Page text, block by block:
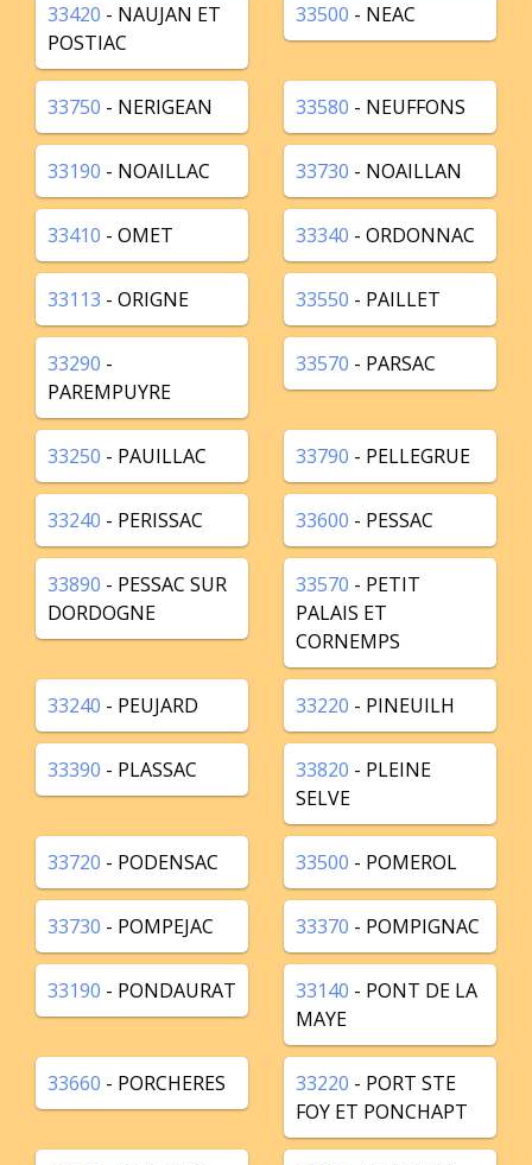
33420 - NAUJAN ET
POSTIAC
33500 - NEAC
33750 - NERIGEAN 33580 - NEUFFONS
33190 - NOAILLAC 33730 - NOAILLAN
33410 - OMET 33340 - ORDONNAC
33113 - ORIGNE 33550 - PAILLET
33290 -
PAREMPUYRE
33570 - PARSAC
33250 - PAUILLAC 33790 - PELLEGRUE
33240 - PERISSAC 33600 - PESSAC
33890 - PESSAC SUR
DORDOGNE
33570 - PETIT
PALAIS ET
CORNEMPS
33240 - PEUJARD 33220 - PINEUILH
33390 - PLASSAC 33820 - PLEINE
SELVE
33720 - PODENSAC 33500 - POMEROL
33730 - POMPEJAC 33370 - POMPIGNAC
33190 - PONDAURAT 33140 - PONT DE LA
MAYE
33660 - PORCHERES 33220 - PORT STE
FOY ET PONCHAPT